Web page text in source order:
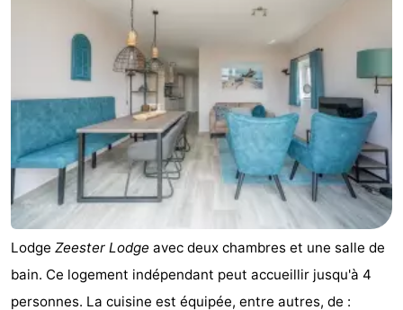
Lodge Zeester Lodge avec deux chambres et une salle de
bain. Ce logement indépendant peut accueillir jusqu'à 4
personnes. La cuisine est équipée, entre autres, de :